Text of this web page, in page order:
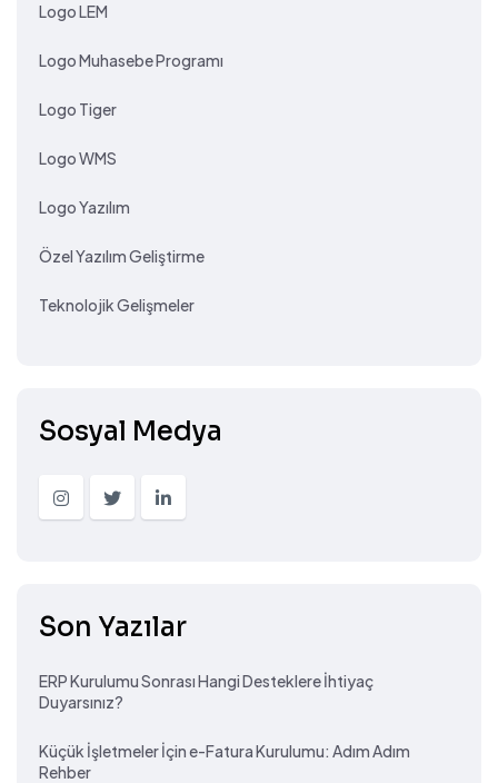
Logo LEM
Logo Muhasebe Programı
Logo Tiger
Logo WMS
Logo Yazılım
Özel Yazılım Geliştirme
Teknolojik Gelişmeler
Sosyal Medya
Son Yazılar
ERP Kurulumu Sonrası Hangi Desteklere İhtiyaç
Duyarsınız?
Küçük İşletmeler İçin e-Fatura Kurulumu: Adım Adım
Rehber